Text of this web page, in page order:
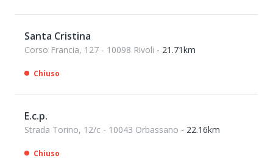
Santa Cristina
Corso Francia, 127 - 10098 Rivoli - 21.71km
Chiuso
E.c.p.
Strada Torino, 12/c - 10043 Orbassano - 22.16km
Chiuso